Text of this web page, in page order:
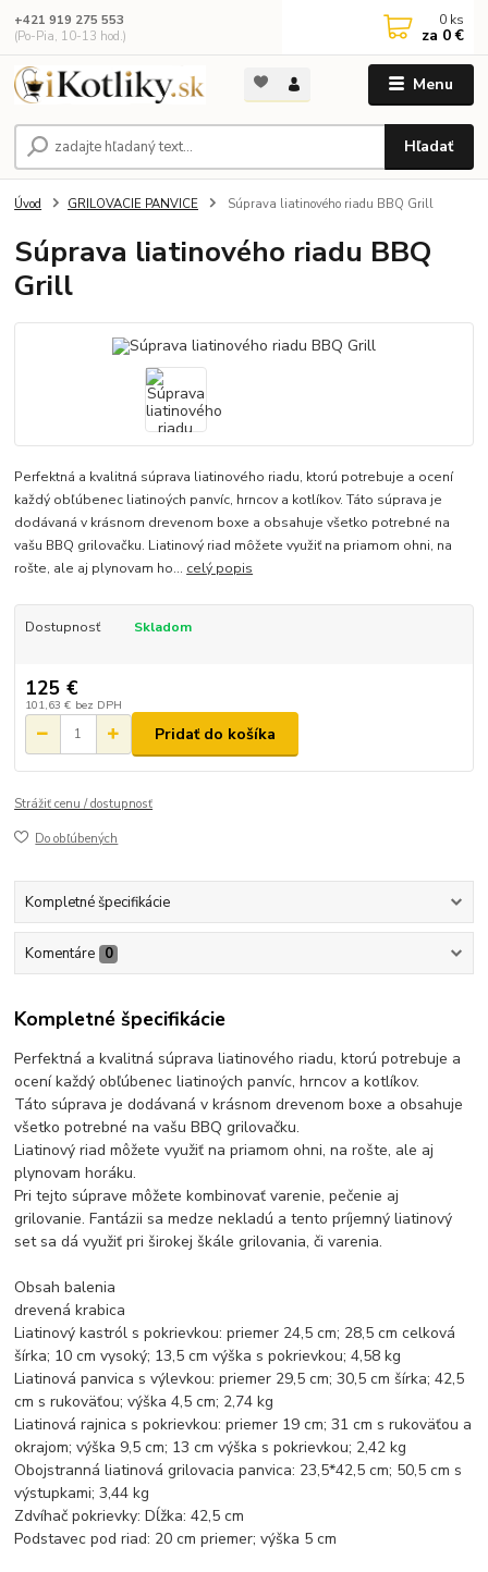
Menu
Hľadať
+421 919 275 553
(Po-Pia, 10-13 hod.)
0 ks
za 0 €
Úvod GRILOVACIE PANVICE Súprava liatinového riadu BBQ Grill
Súprava liatinového riadu BBQ
Grill
Perfektná a kvalitná súprava liatinového riadu, ktorú potrebuje a ocení
každý obľúbenec liatinoých panvíc, hrncov a kotlíkov. Táto súprava je
dodávaná v krásnom drevenom boxe a obsahuje všetko potrebné na
vašu BBQ grilovačku. Liatinový riad môžete využiť na priamom ohni, na
rošte, ale aj plynovam ho... celý popis
Dostupnosť Skladom
125 €
101,63 € bez DPH
Pridať do košíka
Strážiť cenu / dostupnosť
Do obľúbených
Kompletné špecifikácie
Komentáre 0
Kompletné špecifikácie
Perfektná a kvalitná súprava liatinového riadu, ktorú potrebuje a
ocení každý obľúbenec liatinoých panvíc, hrncov a kotlíkov.
Táto súprava je dodávaná v krásnom drevenom boxe a obsahuje
všetko potrebné na vašu BBQ grilovačku.
Liatinový riad môžete využiť na priamom ohni, na rošte, ale aj
plynovam horáku.
Pri tejto súprave môžete kombinovať varenie, pečenie aj
grilovanie. Fantázii sa medze nekladú a tento príjemný liatinový
set sa dá využiť pri širokej škále grilovania, či varenia.
Obsah balenia
drevená krabica
Liatinový kastról s pokrievkou: priemer 24,5 cm; 28,5 cm celková
šírka; 10 cm vysoký; 13,5 cm výška s pokrievkou; 4,58 kg
Liatinová panvica s výlevkou: priemer 29,5 cm; 30,5 cm šírka; 42,5
cm s rukoväťou; výška 4,5 cm; 2,74 kg
Liatinová rajnica s pokrievkou: priemer 19 cm; 31 cm s rukoväťou a
okrajom; výška 9,5 cm; 13 cm výška s pokrievkou; 2,42 kg
Obojstranná liatinová grilovacia panvica: 23,5*42,5 cm; 50,5 cm s
výstupkami; 3,44 kg
Zdvíhač pokrievky: Dĺžka: 42,5 cm
Podstavec pod riad: 20 cm priemer; výška 5 cm